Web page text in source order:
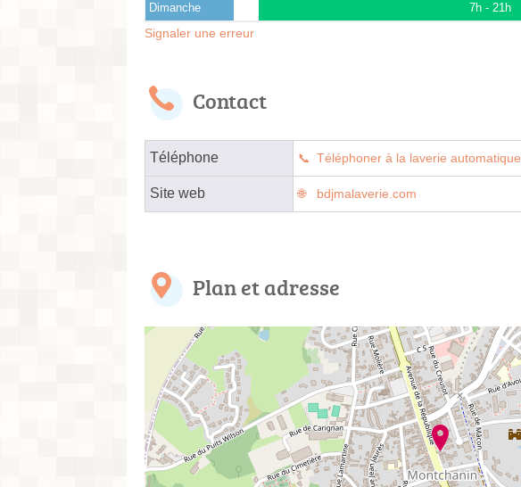
Dimanche 7h - 21h
Signaler une erreur
Contact
Téléphone Téléphoner à la laverie automatique
Site web bdjmalaverie.com
Plan et adresse